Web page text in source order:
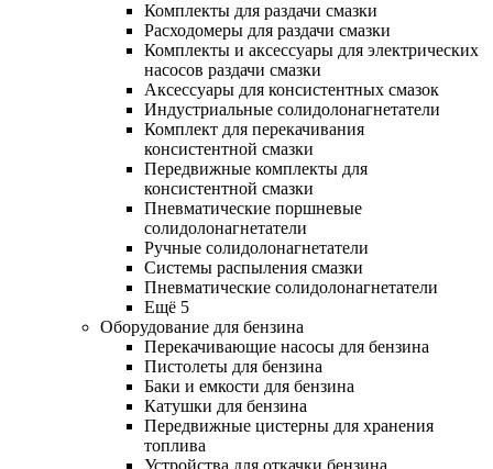
Комплекты для раздачи смазки
Расходомеры для раздачи смазки
Комплекты и аксессуары для электрических
насосов раздачи смазки
Аксессуары для консистентных смазок
Индустриальные солидолонагнетатели
Комплект для перекачивания
консистентной смазки
Передвижные комплекты для
консистентной смазки
Пневматические поршневые
солидолонагнетатели
Ручные солидолонагнетатели
Системы распыления смазки
Пневматические солидолонагнетатели
Ещё 5
Оборудование для бензина
Перекачивающие насосы для бензина
Пистолеты для бензина
Баки и емкости для бензина
Катушки для бензина
Передвижные цистерны для хранения
топлива